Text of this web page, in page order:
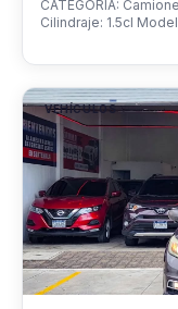
CATEGORÍA:
Cilindraje: 1.5cl
VEHÍCULOS